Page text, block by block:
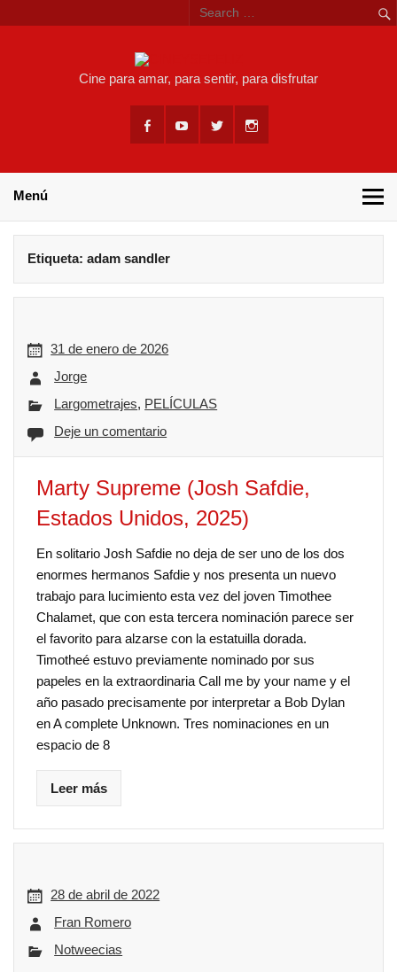
Cine para amar, para sentir, para disfrutar
Menú
Etiqueta:adam sandler
31 de enero de 2026
Jorge
Largometrajes, PELÍCULAS
Deje un comentario
Marty Supreme (Josh Safdie,
Estados Unidos, 2025)
En solitario Josh Safdie no deja de ser uno de los dos
enormes hermanos Safdie y nos presenta un nuevo
trabajo para lucimiento esta vez del joven Timothee
Chalamet, que con esta tercera nominación parece ser
el favorito para alzarse con la estatuilla dorada.
Timotheé estuvo previamente nominado por sus
papeles en la extraordinaria Call me by your name y el
año pasado precisamente por interpretar a Bob Dylan
en A complete Unknown. Tres nominaciones en un
espacio de 8
Leer más
28 de abril de 2022
Fran Romero
Notweecias